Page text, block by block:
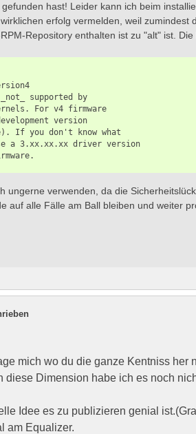
hast! Leider kann ich beim
erfolg vermelden, weil zumindest
Repository enthalten ist zu "alt" ist.
supported by
For v4 firmware
version
If you don't know what
a 3.xx.xx.xx driver version
ungerne verwenden, da die
auf alle Fälle am Ball bleiben und weiter
mich wo du die ganze Kentniss her
diese Dimension habe ich es noch
Idee es zu publizieren genial
am Equalizer.